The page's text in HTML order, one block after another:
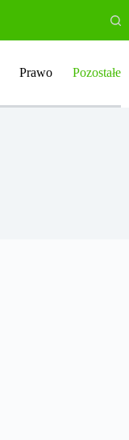
Prawo Pozostałe